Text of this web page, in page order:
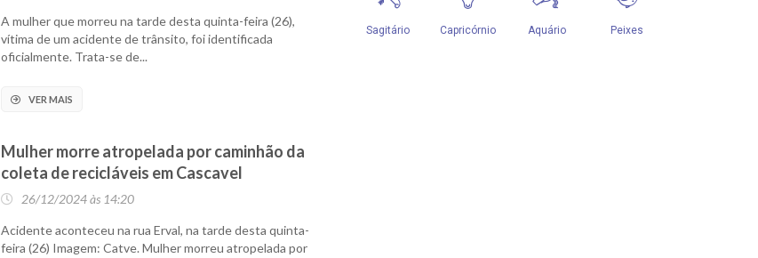
A mulher que morreu na tarde desta quinta-feira (26),
vítima de um acidente de trânsito, foi identificada
oficialmente. Trata-se de...
VER MAIS
Mulher morre atropelada por caminhão da
coleta de recicláveis em Cascavel
26/12/2024 às 14:20
Acidente aconteceu na rua Erval, na tarde desta quinta-
feira (26) Imagem: Catve. Mulher morreu atropelada por